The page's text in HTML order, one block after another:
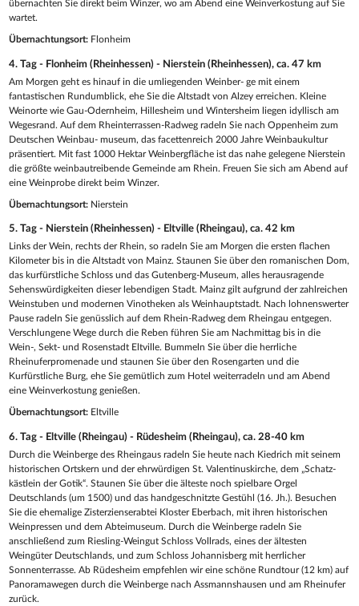
übernachten Sie direkt beim Winzer, wo am Abend eine Weinverkostung auf Sie
wartet.
Übernachtungsort: Flonheim
4. Tag - Flonheim (Rheinhessen) - Nierstein (Rheinhessen), ca. 47 km
Am Morgen geht es hinauf in die umliegenden Weinber- ge mit einem
fantastischen Rundumblick, ehe Sie die Altstadt von Alzey erreichen. Kleine
Weinorte wie Gau-Odernheim, Hillesheim und Wintersheim liegen idyllisch am
Wegesrand. Auf dem Rheinterrassen-Radweg radeln Sie nach Oppenheim zum
Deutschen Weinbau- museum, das facettenreich 2000 Jahre Weinbaukultur
präsentiert. Mit fast 1000 Hektar Weinbergfläche ist das nahe gelegene Nierstein
die größte weinbautreibende Gemeinde am Rhein. Freuen Sie sich am Abend auf
eine Weinprobe direkt beim Winzer.
Übernachtungsort: Nierstein
5. Tag - Nierstein (Rheinhessen) - Eltville (Rheingau), ca. 42 km
Links der Wein, rechts der Rhein, so radeln Sie am Morgen die ersten flachen
Kilometer bis in die Altstadt von Mainz. Staunen Sie über den romanischen Dom,
das kurfürstliche Schloss und das Gutenberg-Museum, alles herausragende
Sehenswürdigkeiten dieser lebendigen Stadt. Mainz gilt aufgrund der zahlreichen
Weinstuben und modernen Vinotheken als Weinhauptstadt. Nach lohnenswerter
Pause radeln Sie genüsslich auf dem Rhein-Radweg dem Rheingau entgegen.
Verschlungene Wege durch die Reben führen Sie am Nachmittag bis in die
Wein-, Sekt- und Rosenstadt Eltville. Bummeln Sie über die herrliche
Rheinuferpromenade und staunen Sie über den Rosengarten und die
Kurfürstliche Burg, ehe Sie gemütlich zum Hotel weiterradeln und am Abend
eine Weinverkostung genießen.
Übernachtungsort: Eltville
6. Tag - Eltville (Rheingau) - Rüdesheim (Rheingau), ca. 28-40 km
Durch die Weinberge des Rheingaus radeln Sie heute nach Kiedrich mit seinem
historischen Ortskern und der ehrwürdigen St. Valentinuskirche, dem „Schatz-
kästlein der Gotik“. Staunen Sie über die älteste noch spielbare Orgel
Deutschlands (um 1500) und das handgeschnitzte Gestühl (16. Jh.). Besuchen
Sie die ehemalige Zisterzienserabtei Kloster Eberbach, mit ihren historischen
Weinpressen und dem Abteimuseum. Durch die Weinberge radeln Sie
anschließend zum Riesling-Weingut Schloss Vollrads, eines der ältesten
Weingüter Deutschlands, und zum Schloss Johannisberg mit herrlicher
Sonnenterrasse. Ab Rüdesheim empfehlen wir eine schöne Rundtour (12 km) auf
Panoramawegen durch die Weinberge nach Assmannshausen und am Rheinufer
zurück.